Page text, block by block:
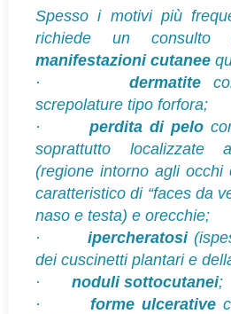
Spesso i motivi più
richiede un consulto
manifestazioni cutanee
· dermatite
screpolature tipo forfora;
·perdita di pelo
soprattutto localizzate
(regione intorno agli occhi
caratteristico di “faces da
naso e testa) e orecchie;
· ipercheratosi
dei cuscinetti plantari e
· noduli sottocutanei;
· forme ulcerative